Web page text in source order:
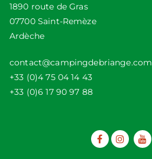
1890 route de Gras
07700 Saint-Remèze
Ardèche
contact@campingdebriange.com
+33 (0)4 75 04 14 43
+33 (0)6 17 90 97 88